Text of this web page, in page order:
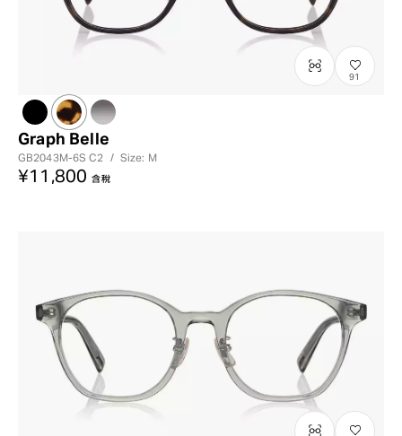
91
Graph Belle
GB2043M-6SC2 / Size: M
¥11,800 含稅